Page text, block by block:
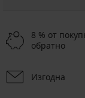
8 % от
обратно
Изгодна